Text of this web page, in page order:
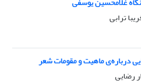
ترابی
درباره‌ی ماهیت و مقومات شعر
رضایی